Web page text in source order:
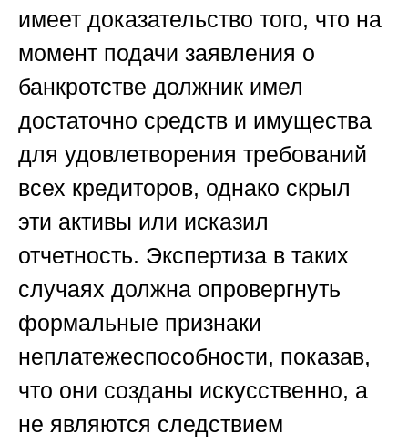
имеет доказательство того, что на
момент подачи заявления о
банкротстве должник имел
достаточно средств и имущества
для удовлетворения требований
всех кредиторов, однако скрыл
эти активы или исказил
отчетность. Экспертиза в таких
случаях должна опровергнуть
формальные признаки
неплатежеспособности, показав,
что они созданы искусственно, а
не являются следствием